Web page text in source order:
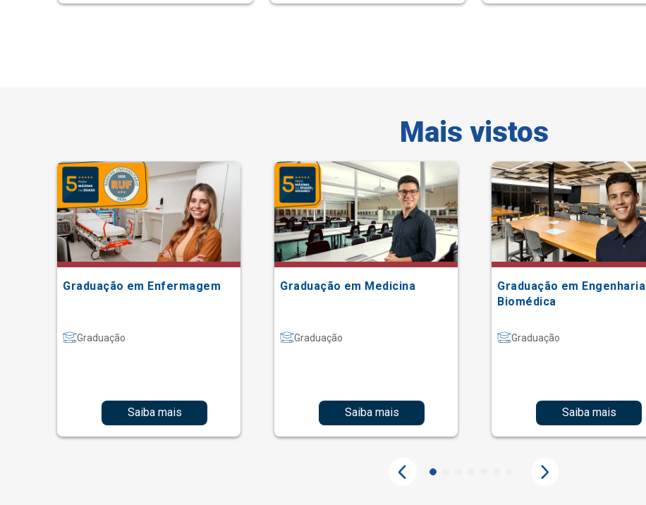
Mais vistos
Graduação em Enfermagem
Graduação
Saiba mais
Graduação em Medicina
Graduação
Saiba mais
Graduação em Engenharia
Biomédica
Graduação
Saiba mais